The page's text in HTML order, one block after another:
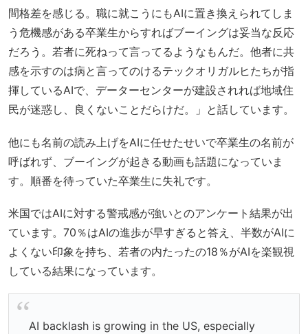
間格差を感じる。職に就こうにもAIに置き換えられてしま
う危機感がある卒業生からすればブーイングは妥当な反応
だろう。若者に死ねって言ってるようなもんだ。他者に共
感を示すのは病と言ってのけるテックオリガルヒたちが指
揮しているAIで、データーセンターが建設されれば地域住
民が迷惑し、良くないことだらけだ。」と話しています。
他にも名前の読み上げをAIに任せたせいで卒業生の名前が
呼ばれず、ブーイングが起きる動画も話題になっていま
す。順番を待っていた卒業生に失礼です。
米国ではAIに対する警戒感が強いとのアンケート結果が出
ています。70％はAIの進歩が早すぎると答え、半数がAIに
よくない印象を持ち、若者の内たったの18％がAIを楽観視
している結果になっています。
AI backlash is growing in the US, especially